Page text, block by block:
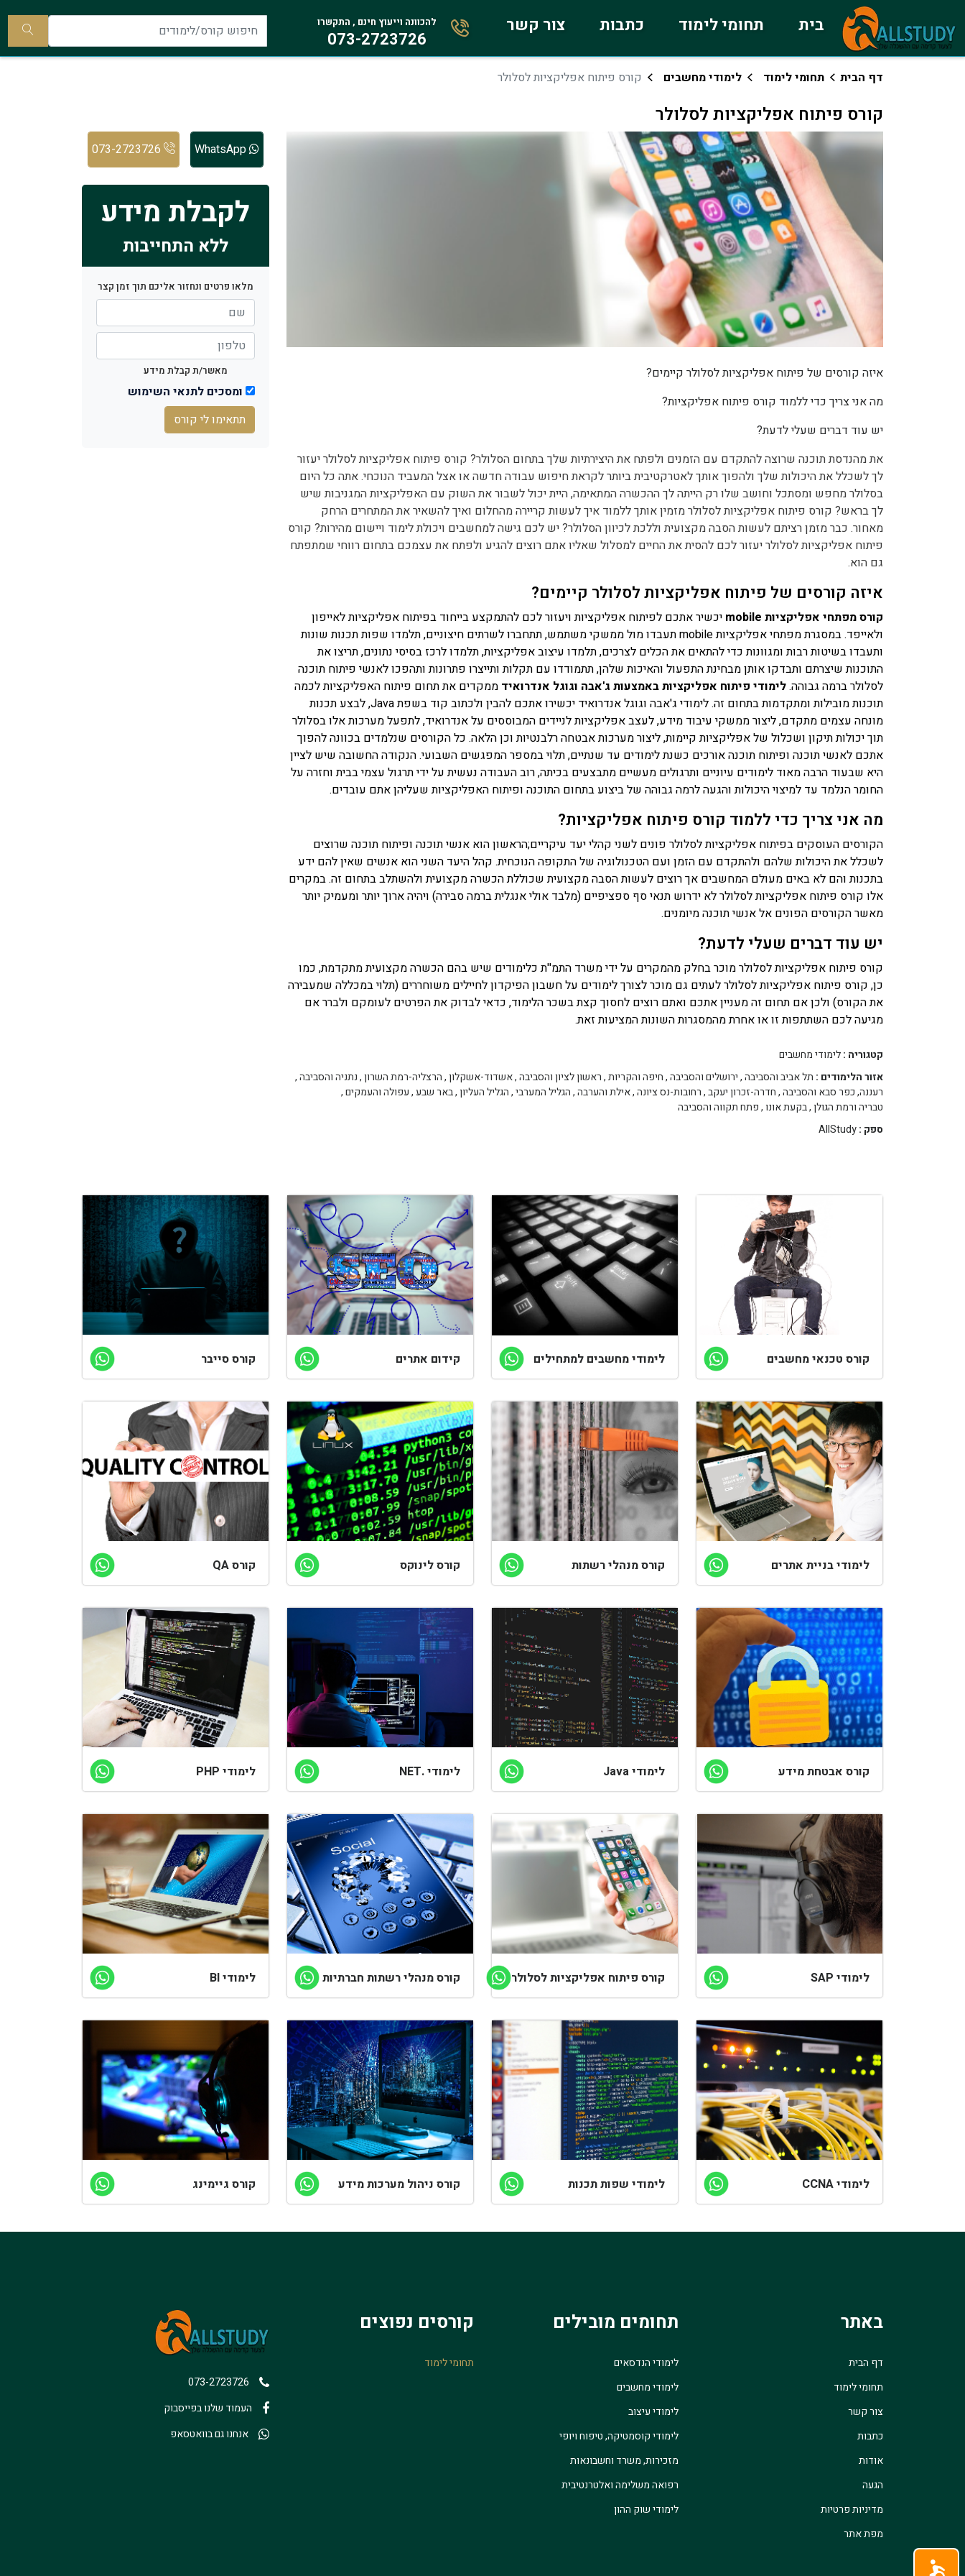
בית תחומי לימוד כתבות צור קשר להכוונה וייעוץ חינם , התקשרו
073-2723726
להתקשר
דף הבית תחומי לימוד לימודי מחשבים קורס פיתוח אפליקציות לסלולר
קורס פיתוח אפליקציות לסלולר
איזה קורסים של פיתוח אפליקציות לסלולר קיימים?
מה אני צריך כדי ללמוד קורס פיתוח אפליקציות?
יש עוד דברים שעלי לדעת?
את מהנדסת תוכנה שרוצה להתקדם עם הזמנים ולפתח את היצירתיות שלך בתחום הסלולר? קורס פיתוח אפליקציות לסלולר יעזור
לך לשכלל את היכולות שלך ולהפוך אותך לאטרקטיבית ביותר לקראת חיפוש עבודה חדשה או אצל המעביד הנוכחי. אתה כל היום
בסלולר מחפש ומסתכל וחושב שלו רק הייתה לך ההכשרה המתאימה, היית יכול לשבור את השוק עם האפליקציות המגניבות שיש
לך בראש? קורס פיתוח אפליקציות לסלולר מזמין אותך ללמוד איך לעשות קריירה מהחלום ואיך להשאיר את המתחרים הרחק
מאחור. כבר מזמן רציתם לעשות הסבה מקצועית וללכת לכיוון הסלולר? יש לכם גישה למחשבים ויכולת לימוד ויישום מהירות? קורס
פיתוח אפליקציות לסלולר יעזור לכם להסית את החיים למסלול שאליו אתם רוצים להגיע ולפתח את עצמכם בתחום רווחי שמתפתח
גם הוא.
איזה קורסים של פיתוח אפליקציות לסלולר קיימים?
קורס מפתחי אפליקציות mobile
יכשיר אתכם לפיתוח אפליקציות ויעזור לכם להתמקצע בייחוד בפיתוח אפליקציות לאייפון
ולאייפד. במסגרת מפתחי אפליקציות mobile תעבדו מול ממשקי משתמש, תתחברו לשרתים חיצוניים, תלמדו שפות תכנות שונות
ותעבדו בשיטות רבות ומגוונות כדי להתאים את הכלים לצרכים, תלמדו עיצוב אפליקציות, תלמדו לרכז בסיסי נתונים, תריצו את
התוכנות שיצרתם ותבדקו אותן מבחינת התפעול והאיכות שלהן, תתמודדו עם תקלות ותייצרו פתרונות ותהפכו לאנשי פיתוח תוכנה
לסלולר ברמה גבוהה.לימודי פיתוח אפליקציות באמצעות ג'אבה וגוגל אנדרואיד ממקדים את תחום פיתוח האפליקציות לכמה
תוכנות מובילות ומתקדמות בתחום זה. לימודי ג'אבה וגוגל אנדרואיד יכשירו אתכם להבין ולכתוב קוד בשפת Java, לבצע תכנות
מונחה עצמים מתקדם, ליצור ממשקי עיבוד מידע, לעצב אפליקציות לניידים המבוססים על אנדרואיד, לתפעל מערכות אלו בסלולר
תוך יכולות תיקון ושכלול של אפליקציות קיימות, ליצור מערכות אבטחה רלבנטיות וכן הלאה. כל הקורסים שנלמדים בכוונה להפוך
אתכם לאנשי תוכנה ופיתוח תוכנה אורכים כשנת לימודים עד שנתיים, תלוי במספר המפגשים השבועי. הנקודה החשובה שיש לציין
היא שבעוד הרבה מאוד לימודים עיוניים ותרגולים מעשיים מתבצעים בכיתה, רוב העבודה נעשית על ידי תרגול עצמי בבית וחזרה על
החומר הנלמד עד למיצוי היכולות והגעה לרמה גבוהה של ביצוע בתחום התוכנה ופיתוח האפליקציות שעליהן אתם עובדים.
מה אני צריך כדי ללמוד קורס פיתוח אפליקציות?
הקורסים העוסקים בפיתוח אפליקציות לסלולר פונים לשני קהלי יעד עיקריים;הראשון הוא אנשי תוכנה ופיתוח תוכנה שרוצים
לשכלל את היכולות שלהם ולהתקדם עם הזמן ועם הטכנולוגיה של התקופה הנוכחית. קהל היעד השני הוא אנשים שאין להם ידע
בתכנות והם לא באים מעולם המחשבים אך רוצים לעשות הסבה מקצועית שכוללת הכשרה מקצועית ולהשתלב בתחום זה. במקרים
אלו קורס פיתוח אפליקציות לסלולר לא ידרוש תנאי סף ספציפיים (מלבד אולי אנגלית ברמה סבירה) ויהיה ארוך יותר ומעמיק יותר
מאשר הקורסים הפונים אל אנשי תוכנה מיומנים.
יש עוד דברים שעלי לדעת?
קורס פיתוח אפליקציות לסלולר מוכר בחלק מהמקרים על ידי משרד התמ''ת כלימודים שיש בהם הכשרה מקצועית מתקדמת, כמו
כן, קורס פיתוח אפליקציות לסלולר לעתים גם מוכר לצורך לימודים על חשבון הפיקדון לחיילים משוחררים (תלוי במכללה שמעבירה
את הקורס) ולכן אם תחום זה מעניין אתכם ואתם רוצים לחסוך קצת בשכר הלימוד, כדאי לבדוק את הפרטים לעומקם ולברר אם
מגיעה לכם השתתפות זו או אחרת מהמסגרות השונות המציעות זאת.
קטגוריה :לימודי מחשבים
אזור הלימודים : תל אביב והסביבה,ירושלים והסביבה,חיפה והקריות,ראשון לציון והסביבה,אשדוד-אשקלון,הרצליה-רמת השרון,נתניה והסביבה,
רעננה, כפר סבא והסביבה,חדרה-זכרון יעקב,רחובות-נס ציונה,אילת והערבה,הגליל המערבי,הגליל העליון,באר שבע,עפולה והעמקים,
טבריה ורמת הגולן,בקעת אונו,פתח תקווה והסביבה
ספק :AllStudy
WhatsApp
לקבלת מידע
ללא התחייבות
מלאו פרטים ונחזור אליכם תוך זמן קצר
מאשר/ת קבלת מידע
ומסכים לתנאי השימוש
תתאימו לי קורס
קורס טכנאי מחשבים לימודי מחשבים למתחילים קידום אתרים קורס סייבר
לימודי בניית אתרים קורס מנהלי רשתות קורס לינוקס קורס QA
קורס אבטחת מידע לימודי Java לימודי .NET לימודי PHP
לימודי SAP קורס פיתוח אפליקציות לסלולר קורס מנהלי רשתות חברתיות לימודי BI
לימודי CCNA לימודי שפות תכנות קורס ניהול מערכות מידע קורס גיימינג
באתר
דף הבית
תחומי לימוד
צור קשר
כתבות
אודות
הגעה
מדיניות פרטיות
מפת אתר
תחומים מובילים
לימודי הנדסאים
לימודי מחשבים
לימודי עיצוב
לימודי קוסמטיקה, טיפוח ויופי
מזכירות, משרד וחשבונאות
רפואה משלימה ואלטרנטיבית
לימודי שוק ההון
קורסים נפוצים
תחומי לימוד
073-2723726
העמוד שלנו בפייסבוק
אנחנו גם בוואטסאפ